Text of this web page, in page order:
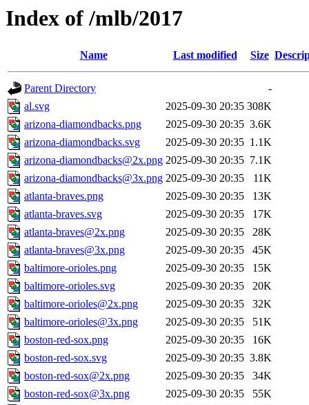
Index of /mlb/2017
Name Last modified Size
Parent Directory
-
al.svg
2025-09-30 20:35 308K
arizona-diamondbacks.png
2025-09-30 20:35 3.6K
arizona-diamondbacks.svg
2025-09-30 20:35 1.1K
arizona-diamondbacks@2x.png 2025-09-30 20:35 7.1K
arizona-diamondbacks@3x.png 2025-09-30 20:35
11K
atlanta-braves.png
2025-09-30 20:35
13K
atlanta-braves.svg
2025-09-30 20:35
17K
atlanta-braves@2x.png
2025-09-30 20:35
28K
atlanta-braves@3x.png
2025-09-30 20:35
45K
baltimore-orioles.png
2025-09-30 20:35
15K
baltimore-orioles.svg
2025-09-30 20:35
20K
baltimore-orioles@2x.png
2025-09-30 20:35
32K
baltimore-orioles@3x.png
2025-09-30 20:35
51K
boston-red-sox.png
2025-09-30 20:35
16K
boston-red-sox.svg
2025-09-30 20:35 3.8K
boston-red-sox@2x.png
2025-09-30 20:35
34K
boston-red-sox@3x.png
2025-09-30 20:35
55K